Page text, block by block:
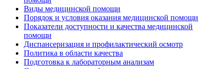
Виды медицинской помощи
Порядок и условия оказания медицинской помощи
Показатели доступности и качества медицинской
помощи
Диспансеризация и профилактический осмотр
Политика в области качества
Подготовка к лабораторным анализам